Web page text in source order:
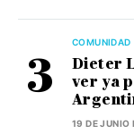
COMUNIDAD
Dieter
ver ya
19 DE JUNIO